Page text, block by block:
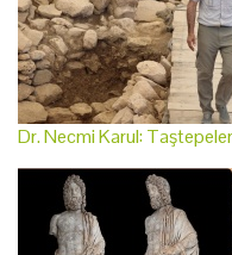
Dr. Necmi Karul: